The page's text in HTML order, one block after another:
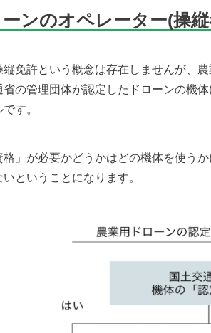
ンのオペレーター(操
縦免許という概念は存在しませんが、
省の管理団体が認定したドローンの機
す。
」が必要かどうかはどの機体を使う
ということになります。